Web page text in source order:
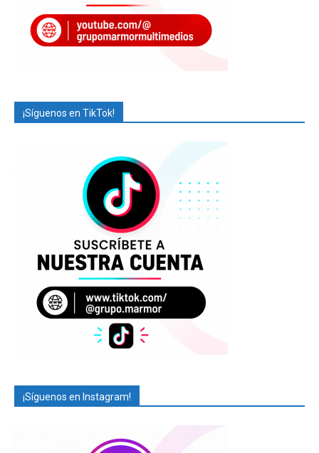
¡Síguenos en TikTok!
¡Síguenos en Instagram!